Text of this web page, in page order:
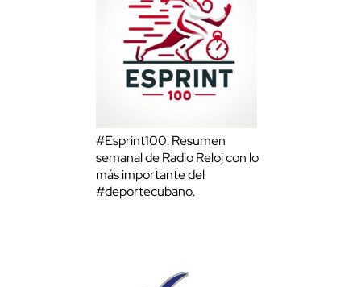
#Esprint100: Resumen
semanal de Radio Reloj con lo
más importante del
#deportecubano.